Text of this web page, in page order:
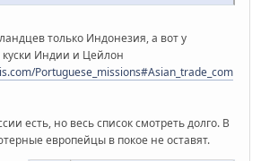
только Индонезия, а вот у
куски Индии и Цейлон
Portuguese_missions#Asian_trade_com
есть, но весь список смотреть долго. В
европейцы в покое не оставят.